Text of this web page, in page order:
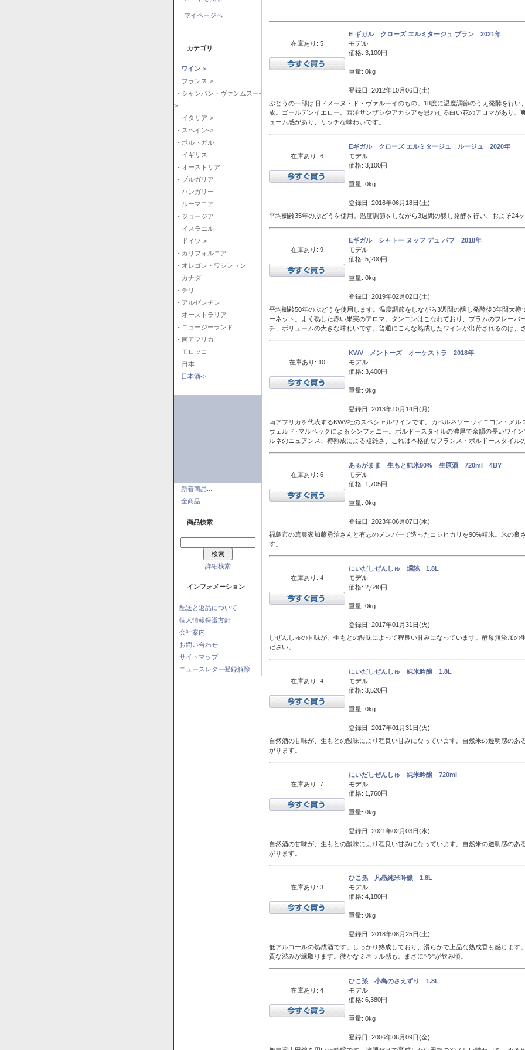
マイページへ
カテゴリ
ワイン->
- フランス->
- シャンパン・ヴァンムスー-
>
- イタリア->
- スペイン->
- ポルトガル
- イギリス
- オーストリア
- ブルガリア
- ハンガリー
- ルーマニア
- ジョージア
- イスラエル
- ドイツ->
- カリフォルニア
- オレゴン・ワシントン
- カナダ
- チリ
- アルゼンチン
- オーストラリア
- ニュージーランド
- 南アフリカ
- モロッコ
- 日本
日本酒->
新着商品...
全商品...
商品検索
詳細検索
インフォメーション
配送と返品について
個人情報保護方針
会社案内
お問い合わせ
サイトマップ
ニュースレター登録解除
在庫あり: 5
E ギガル クローズ エルミタージュ ブラン 2021年
モデル:
価格: 3,100円
重量: 0kg
登録日: 2012年10月06日(土)
ぶどうの一部は旧ドメーヌ・ド・ヴァルーイのもの。18度に温度調節のうえ発酵を行い
成。ゴールデンイエロー。西洋サンザシやアカシアを思わせる白い花のアロマがあり、
ューム感があり、リッチな味わいです。
在庫あり: 6
Eギガル クローズ エルミタージュ ルージュ 2020年
モデル:
価格: 3,100円
重量: 0kg
登録日: 2016年06月18日(土)
平均樹齢35年のぶどうを使用。温度調節をしながら3週間の醸し発酵を行い、およそ24
在庫あり: 9
Eギガル シャトー ヌッフ デュ パプ 2018年
モデル:
価格: 5,200円
重量: 0kg
登録日: 2019年02月02日(土)
平均樹齢50年のぶどうを使用します。温度調節をしながら3週間の醸し発酵後3年間大樽
ーネット。よく熟した赤い果実のアロマ。タンニンはこなれており、プラムのフレーバ
チ、ボリュームの大きな味わいです。普通にこんな熟成したワインが出荷されるのは、
在庫あり: 10
KWV メントーズ オーケストラ 2018年
モデル:
価格: 3,400円
重量: 0kg
登録日: 2013年10月14日(月)
南アフリカを代表するKWV社のスペシャルワインです。カベルネソーヴィニヨン・メル
ヴェルド･マルベックによるシンフォニー。ボルドースタイルの濃厚で余韻の長いワイ
ルネのニュアンス、樽熟成による複雑さ、これは本格的なフランス・ボルドースタイル
在庫あり: 6
あるがまま 生もと純米90% 生原酒 720ml 4BY
モデル:
価格: 1,705円
重量: 0kg
登録日: 2023年06月07日(水)
福島市の篤農家加藤勇治さんと有志のメンバーで造ったコシヒカリを90%精米。米の良
す。
在庫あり: 4
にいだしぜんしゅ 燗誂 1.8L
モデル:
価格: 2,640円
重量: 0kg
登録日: 2017年01月31日(火)
しぜんしゅの甘味が、生もとの酸味によって程良い甘みになっています。酵母無添加の
ださい。
在庫あり: 4
にいだしぜんしゅ 純米吟醸 1.8L
モデル:
価格: 3,520円
重量: 0kg
登録日: 2017年01月31日(火)
自然酒の甘味が、生もとの酸味により程良い甘みになっています。自然米の透明感のあ
がります。
在庫あり: 7
にいだしぜんしゅ 純米吟醸 720ml
モデル:
価格: 1,760円
重量: 0kg
登録日: 2021年02月03日(水)
自然酒の甘味が、生もとの酸味により程良い甘みになっています。自然米の透明感のあ
がります。
在庫あり: 3
ひこ孫 凡愚純米吟醸 1.8L
モデル:
価格: 4,180円
重量: 0kg
登録日: 2018年08月25日(土)
低アルコールの熟成酒です。しっかり熟成しており、滑らかで上品な熟成香も感じます
質な渋みが縁取ります。微かなミネラル感も。まさに"今"が飲み頃。
在庫あり: 4
ひこ孫 小鳥のさえずり 1.8L
モデル:
価格: 6,380円
重量: 0kg
登録日: 2006年06月09日(金)